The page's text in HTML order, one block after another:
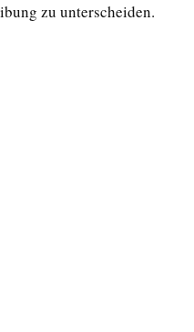
zu unterscheiden.